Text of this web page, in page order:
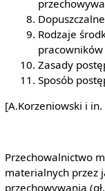
Rodzaje
Zasady
Sposób
[A.Korzeniowski i
Przechowalnictwo
materialnych przez
przechowywania